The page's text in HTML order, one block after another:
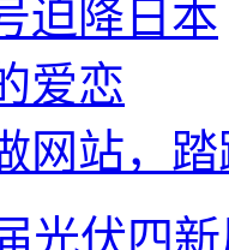
迫降日本
爱恋
网站，
光伏四